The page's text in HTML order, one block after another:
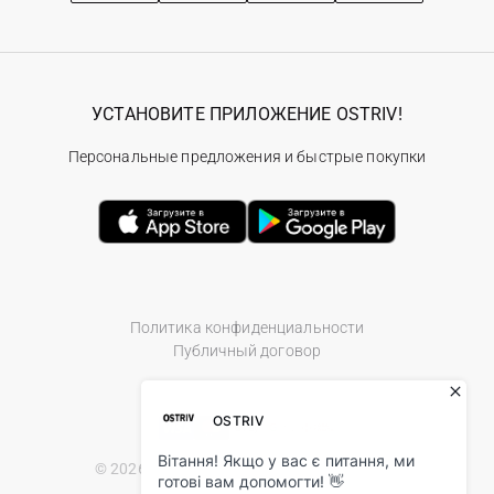
Политика конфиденциальности
Публичный договор
© 2026 Ostriv.ua Store. All Rights Reserved.
УСТАНОВИТЕ ПРИЛОЖЕНИЕ OSTRIV!
Персональные предложения и быстрые покупки